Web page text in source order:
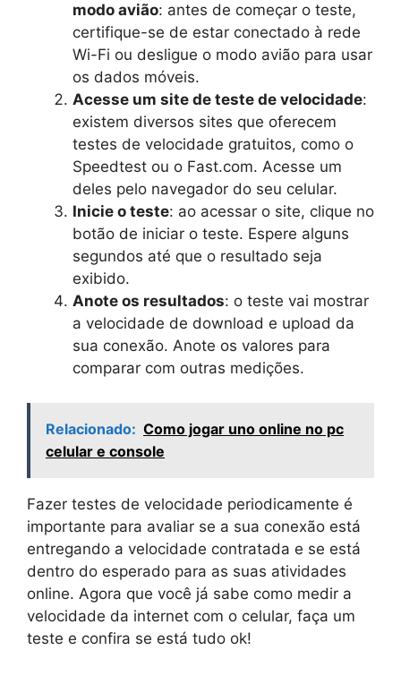
modo avião: antes de começar o teste,
certifique-se de estar conectado à rede
Wi-Fi ou desligue o modo avião para usar
os dados móveis.
Acesse um site de teste de velocidade:
existem diversos sites que oferecem
testes de velocidade gratuitos, como o
Speedtest ou o Fast.com. Acesse um
deles pelo navegador do seu celular.
Inicie o teste: ao acessar o site, clique no
botão de iniciar o teste. Espere alguns
segundos até que o resultado seja
exibido.
Anote os resultados: o teste vai mostrar
a velocidade de download e upload da
sua conexão. Anote os valores para
comparar com outras medições.
Relacionado: Como jogar uno online no pc
celular e console
Fazer testes de velocidade periodicamente é
importante para avaliar se a sua conexão está
entregando a velocidade contratada e se está
dentro do esperado para as suas atividades
online. Agora que você já sabe como medir a
velocidade da internet com o celular, faça um
teste e confira se está tudo ok!